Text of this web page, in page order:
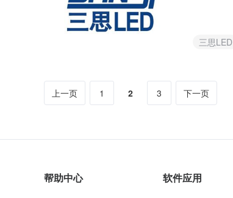
三思LED
上一页 1 2 3 下一页
帮助中心 软件应用